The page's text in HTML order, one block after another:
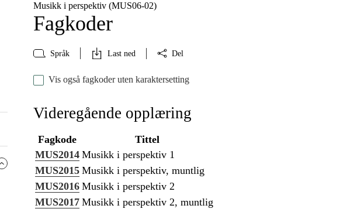
Musikk i perspektiv (MUS06‑02)
Fagkoder
Språk Last ned Del
Vis også fagkoder uten karaktersetting
Videregående opplæring
Fagkode
Tittel
MUS2014 Musikk i perspektiv 1
MUS2015 Musikk i perspektiv, muntlig
MUS2016 Musikk i perspektiv 2
MUS2017 Musikk i perspektiv 2, muntlig